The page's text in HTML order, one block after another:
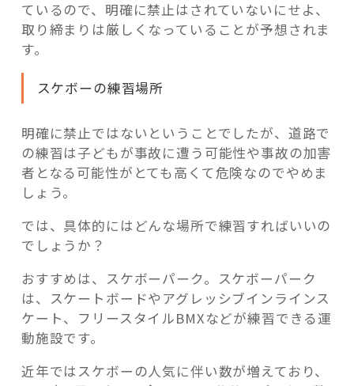
ているので、明確に禁止はされていないにせよ、
取り締まりは厳しくなっていることが予想されま
す。
スケボーの練習場所
明確に禁止ではないということでしたが、道路で
の練習は子どもが事故に遭う可能性や事故の加害
者となる可能性がとても高くて危険なのでやめま
しょう。
では、具体的にはどんな場所で練習すればいいの
でしょうか？
おすすめは、スケボーパーク。スケボーパーク
は、スケートボードやアグレッシブインラインス
ケート、フリースタイルBMXなどが練習できる運
動施設です。
近年ではスケボーの人気に伴い数が増えており、